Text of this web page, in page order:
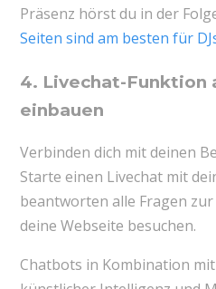
Präsenz hörst du in der
Seiten sind am besten für
4. Livechat-Funktion
einbauen
Verbinden dich mit deinen
Starte einen Livechat mit
beantworten alle Fragen
deine Webseite besuchen.
Chatbots in Kombination